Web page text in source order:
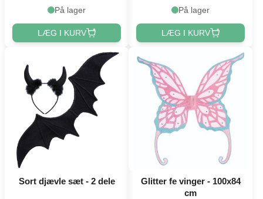
På lager
LÆG I KURV
På lager
LÆG I KURV
Sort djævle sæt - 2 dele
Glitter fe vinger - 100x84
cm